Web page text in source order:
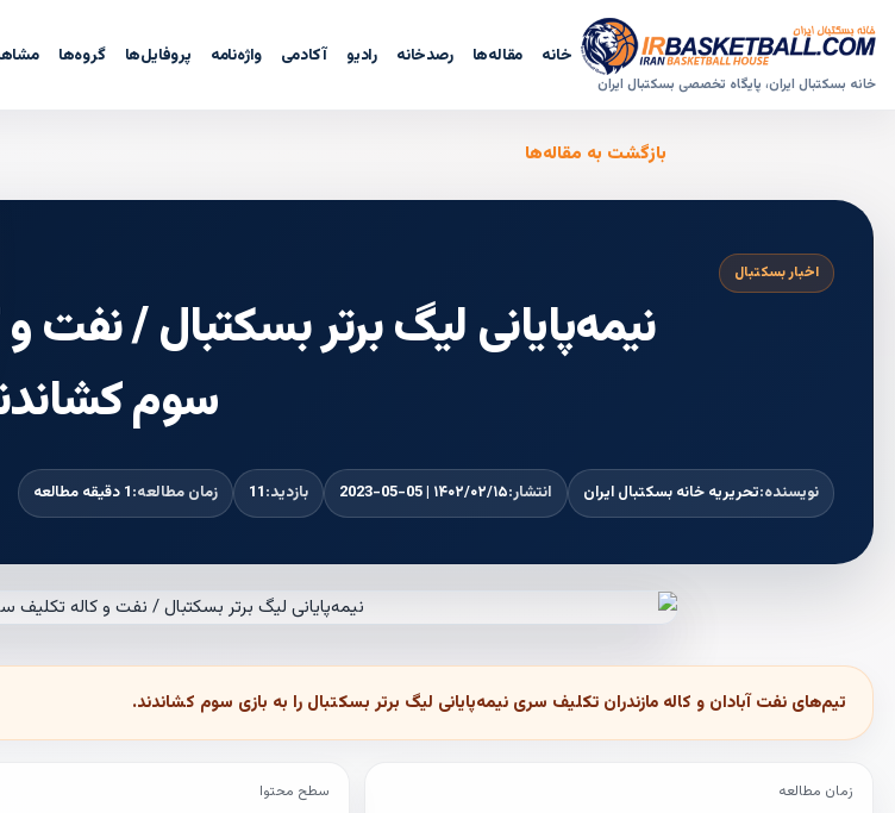
خانه بسکتبال ایران، پایگاه تخصصی بسکتبال ایران
خانه مقاله‌ها رصدخانه رادیو آکادمی واژه‌نامه پروفایل‌ها گروه‌ها
بازگشت به مقاله‌ها
اخبار بسکتبال
نیمه‌پایانی لیگ برتر بسکتبال / نفت
سوم
نویسنده:تحریریه خانه بسکتبال ایران انتشار:۱۴۰۲/۰۲/۱۵ | 2023-05-05 بازدید:11 زمان مطالعه:1 دقیقه مطالعه
تیم‌های نفت آبادان و کاله مازندران تکلیف سری نیمه‌پایانی لیگ برتر بسکتبال را به بازی سوم کشاندند.
زمان مطالعه سطح محتوا